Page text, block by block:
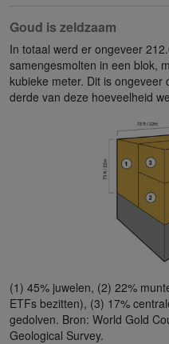
Goud is zeldzaam
In totaal werd er ongeveer
samengesmolten in een blok,
kubieke meter. Dit is
derde van deze hoeveelheid
(1) 45% juwelen, (2) 22%
ETFs bezitten), (3) 17%
gedolven. Bron: World Gold
Geological Survey.